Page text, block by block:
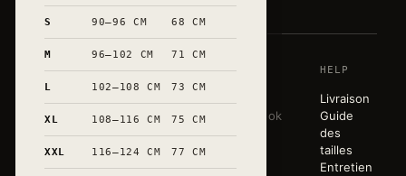
S 90–96 CM 68 CM
M 96–102 CM 71 CM
L 102–108 CM 73 CM
XL 108–116 CM 75 CM
XXL 116–124 CM 77 CM
Une garde-
robe sobre,
éditée en
très petites
SHOP
Sweats
Tote bags
Mugs
Toute la
HOUSE
Lookbook
Atelier
HELP
Livraison
Guide
des
tailles
Entretien